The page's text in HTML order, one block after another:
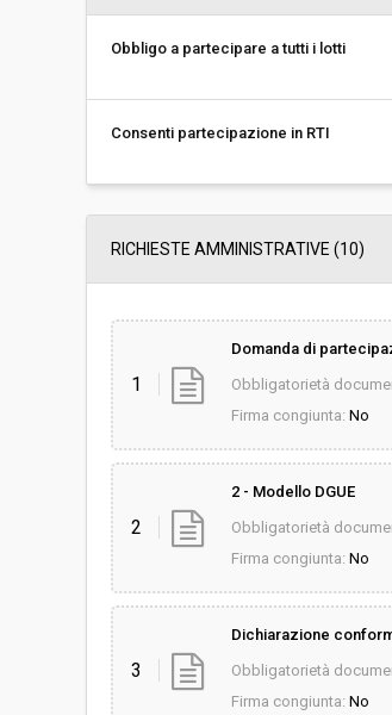
Obbligo a partecipare a tutti i lotti
Consenti partecipazione in RTI
RICHIESTE AMMINISTRATIVE (10)
1
Domanda di
Obbligatorietà
Firma congiunta: No
2
2 - Modello DGUE
Obbligatorietà
Firma congiunta: No
3
Dichiarazione
Obbligatorietà
Firma congiunta: No